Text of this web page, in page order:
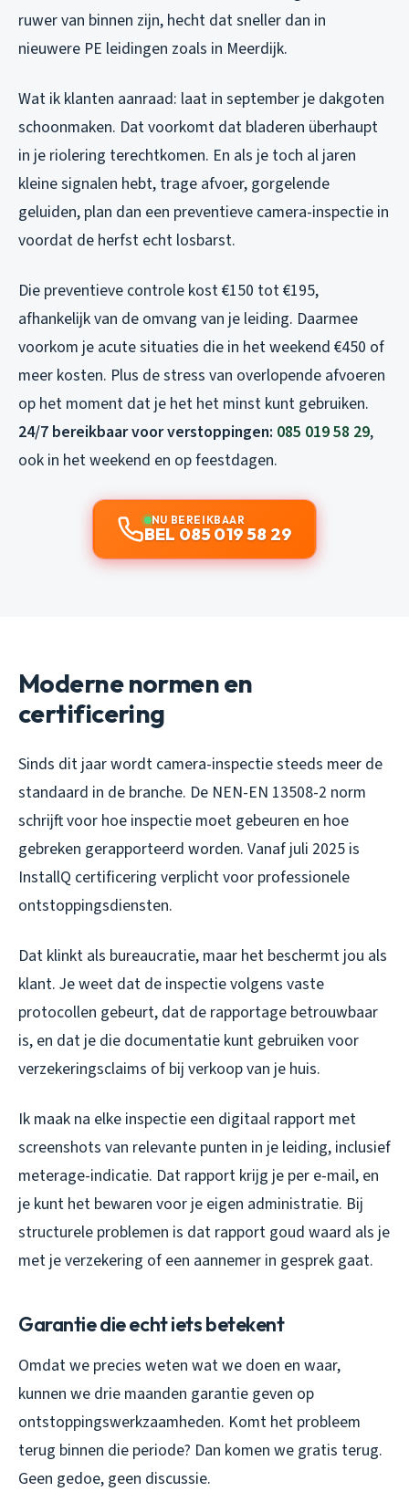
ruwer van binnen zijn, hecht dat sneller dan in
nieuwere PE leidingen zoals in Meerdijk.
Wat ik klanten aanraad: laat in september je dakgoten
schoonmaken. Dat voorkomt dat bladeren überhaupt
in je riolering terechtkomen. En als je toch al jaren
kleine signalen hebt, trage afvoer, gorgelende
geluiden, plan dan een preventieve camera-inspectie in
voordat de herfst echt losbarst.
Die preventieve controle kost €150 tot €195,
afhankelijk van de omvang van je leiding. Daarmee
voorkom je acute situaties die in het weekend €450 of
meer kosten. Plus de stress van overlopende afvoeren
op het moment dat je het het minst kunt gebruiken.
24/7 bereikbaar voor verstoppingen: 085 019 58 29,
ook in het weekend en op feestdagen.
NU BEREIKBAAR
BEL 085 019 58 29
Moderne normen en
certificering
Sinds dit jaar wordt camera-inspectie steeds meer de
standaard in de branche. De NEN-EN 13508-2 norm
schrijft voor hoe inspectie moet gebeuren en hoe
gebreken gerapporteerd worden. Vanaf juli 2025 is
InstallQ certificering verplicht voor professionele
ontstoppingsdiensten.
Dat klinkt als bureaucratie, maar het beschermt jou als
klant. Je weet dat de inspectie volgens vaste
protocollen gebeurt, dat de rapportage betrouwbaar
is, en dat je die documentatie kunt gebruiken voor
verzekeringsclaims of bij verkoop van je huis.
Ik maak na elke inspectie een digitaal rapport met
screenshots van relevante punten in je leiding, inclusief
meterage-indicatie. Dat rapport krijg je per e-mail, en
je kunt het bewaren voor je eigen administratie. Bij
structurele problemen is dat rapport goud waard als je
met je verzekering of een aannemer in gesprek gaat.
Garantie die echt iets betekent
Omdat we precies weten wat we doen en waar,
kunnen we drie maanden garantie geven op
ontstoppingswerkzaamheden. Komt het probleem
terug binnen die periode? Dan komen we gratis terug.
Geen gedoe, geen discussie.